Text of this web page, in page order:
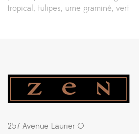
tropical tulipes urne graminé vert
257 Avenue Laurier O